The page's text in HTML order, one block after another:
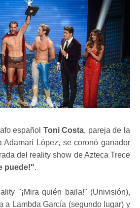
español Toni Costa, pareja de la
Adamari López, se coronó ganador
del reality show de Azteca Trece
puede!".
"¡Mira quién baila!" (Univisión),
a Lambda García (segundo lugar) y